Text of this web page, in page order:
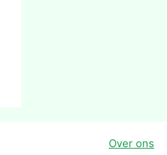
Over ons